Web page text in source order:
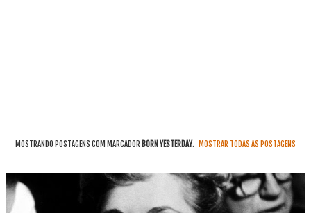
MOSTRANDO POSTAGENS COM MARCADOR BORN YESTERDAY. MOSTRAR TODAS AS POSTAGENS